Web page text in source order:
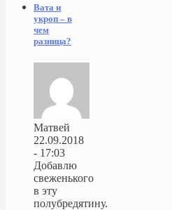
Вата и
укроп – в
чем
разница?
Матвей
22.09.2018
- 17:03
Добавлю
свеженького
в эту
полубредятину.